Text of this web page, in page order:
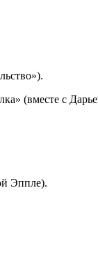
(вместе с
Эппле).